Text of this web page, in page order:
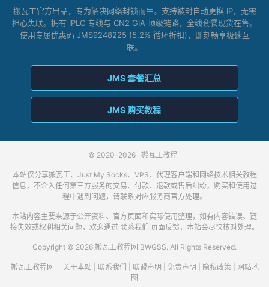
搬瓦工官方出品，专为解决网络封锁而生。支持被封自动更换 IP，无需
担心失联。拥有 IPLC 专线与 CN2 GIA 顶级链路，全线套餐现货在售。
使用专属优惠码 JMS9248225 (5.2% 循环折扣)，即刻畅享极速互
联。
JMS 套餐汇总
JMS 购买教程
© 2020-2026 搬瓦工教程
本站仅分享搬瓦工、Just My Socks、VPS、代理客户端和网络技术相关教程
信息，不介入任何第三方服务的交易、付款、退款或售后纠纷。购买和使用过
程中遇到问题，请联系对应服务商官方处理。
本站内容主要来源于公开资料、官方页面和实际使用整理，如有内容错误、链
接失效或权利相关问题，欢迎通过 联系我们 页面反馈，本站会尽快核对处理。
Copyright © 2026 搬瓦工教程网 BWGSS. All Rights Reserved.
搬瓦工教程网 关于本站| 联系我们 联盟声明 免责声明 隐私政策
网站地
图